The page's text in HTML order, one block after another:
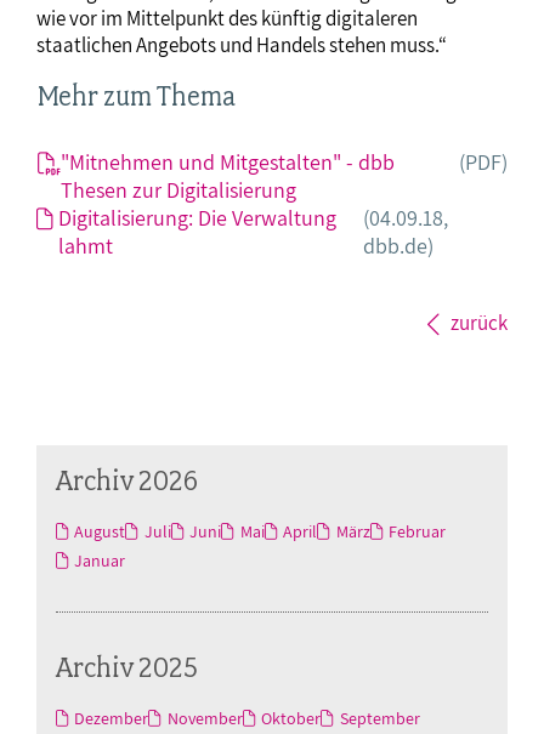
wie vor im Mittelpunkt des künftig digitaleren
staatlichen Angebots und Handels stehen muss.“
Mehr zum Thema
"Mitnehmen und Mitgestalten" - dbb
Thesen zur Digitalisierung
(PDF)
Digitalisierung: Die Verwaltung
lahmt
(04.09.18,
dbb.de)
zurück
Archiv 2026
August Juli Juni Mai April März
Februar
Januar
Archiv 2025
Dezember November Oktober
September